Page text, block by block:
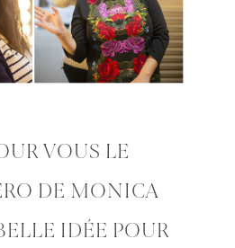
VOUS LE
DE MONICA
IDÉE POUR